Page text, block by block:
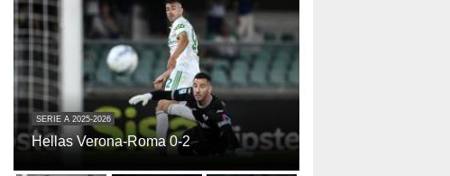
SERIE A 2025-2026
Hellas Verona-Roma 0-2